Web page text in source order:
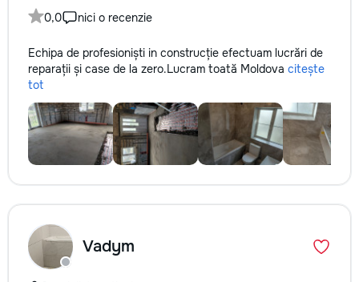
0,0
nici o recenzie
Echipa de profesioniști in construcție efectuam lucrări de
reparații și case de la zero.Lucram toată Moldova citește
tot
Vadym